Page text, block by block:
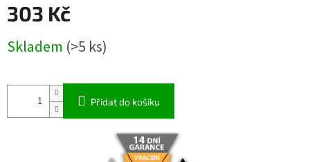
303 Kč
cena:
Skladem (>5 ks)
Přidat do košíku